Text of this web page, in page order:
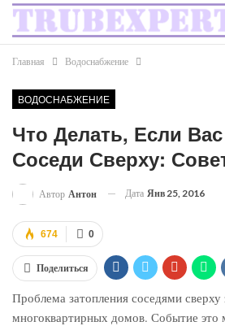
Главная Водоснабжение
ВОДОСНАБЖЕНИЕ
Что Делать, Если
Соседи Сверху:
Автор Антон Дата Янв 25, 2016
0
674
Поделиться
Проблема затопления соседями
многоквартирных домов. Событие это